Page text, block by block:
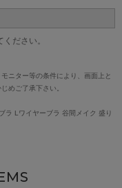
ださい。
ニター等の条件により、画面上と
めご了承下さい。
ラ Lワイヤーブラ 谷間メイク 盛り